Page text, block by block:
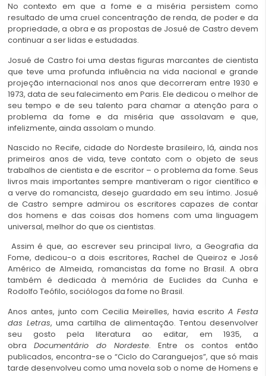
No contexto em que a fome e a miséria persistem como
resultado de uma cruel concentração de renda, de poder e da
propriedade, a obra e as propostas de Josué de Castro devem
continuar a ser lidas e estudadas.
Josué de Castro foi uma destas figuras marcantes de cientista
que teve uma profunda influência na vida nacional e grande
projeção internacional nos anos que decorreram entre 1930 e
1973, data de seu falecimento em Paris. Ele dedicou o melhor de
seu tempo e de seu talento para chamar a atenção para o
problema da fome e da miséria que assolavam e que,
infelizmente, ainda assolam o mundo.
Nascido no Recife, cidade do Nordeste brasileiro, lá, ainda nos
primeiros anos de vida, teve contato com o objeto de seus
trabalhos de cientista e de escritor – o problema da fome. Seus
livros mais importantes sempre mantiveram o rigor científico e
a verve do romancista, desejo guardado em seu íntimo. Josué
de Castro sempre admirou os escritores capazes de contar
dos homens e das coisas dos homens com uma linguagem
universal, melhor do que os cientistas.
Assim é que, ao escrever seu principal livro, a Geografia da
Fome, dedicou-o a dois escritores, Rachel de Queiroz e José
Américo de Almeida, romancistas da fome no Brasil. A obra
também é dedicada à memória de Euclides da Cunha e
Rodolfo Teófilo, sociólogos da fome no Brasil.
Anos antes, junto com Cecilia Meirelles, havia escrito A Festa
das Letras, uma cartilha de alimentação. Tentou desenvolver
seu gosto pela literatura ao editar, em 1935, a
obra Documentário do Nordeste. Entre os contos então
publicados, encontra-se o “Ciclo do Caranguejos”, que só mais
tarde desenvolveu como uma novela sob o nome de Homens e